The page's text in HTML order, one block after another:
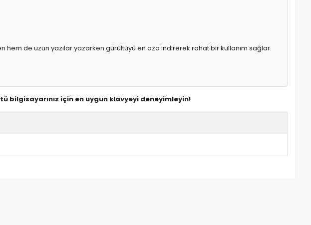
hem de uzun yazılar yazarken gürültüyü en aza indirerek rahat bir kullanım sağlar.
bilgisayarınız için en uygun klavyeyi deneyimleyin!